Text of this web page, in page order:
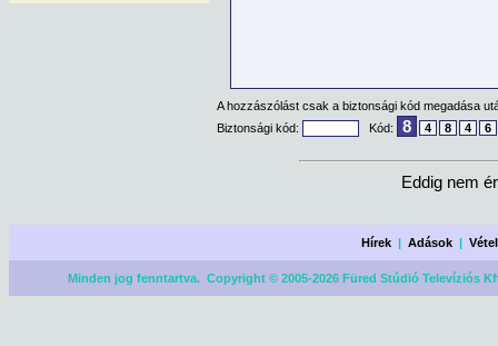
A hozzászólást csak a biztonsági kód megadása
Biztonsági kód:
Kód: 8 4 8 4 6
Eddig nem
Hírek |Adások |
Minden jog fenntartva. Copyright © 2005-2026 Füred Stúdió Televíziós